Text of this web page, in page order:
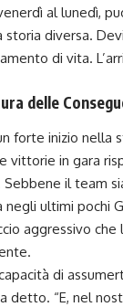
al lunedì,
storia diversa.
di vita.
delle
forte inizio nella
vittorie in gara
Sebbene il team
negli ultimi pochi
aggressivo che
di
detto. “E, nel